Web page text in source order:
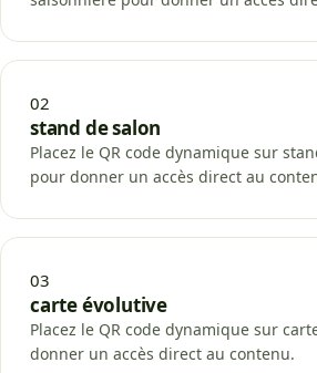
02
stand de salon
Placez le QR code dynamique sur
pour donner un accès direct au
03
carte évolutive
Placez le QR code dynamique sur
donner un accès direct au contenu.